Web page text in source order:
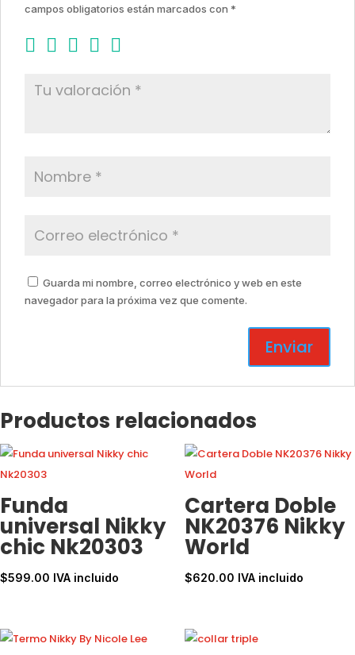
campos obligatorios están marcados con *
Guarda mi nombre, correo electrónico y web en este
navegador para la próxima vez que comente.
Productos relacionados
Funda
universal Nikky
chic Nk20303
$599.00 IVA incluido
Cartera Doble
NK20376 Nikky
World
$620.00 IVA incluido